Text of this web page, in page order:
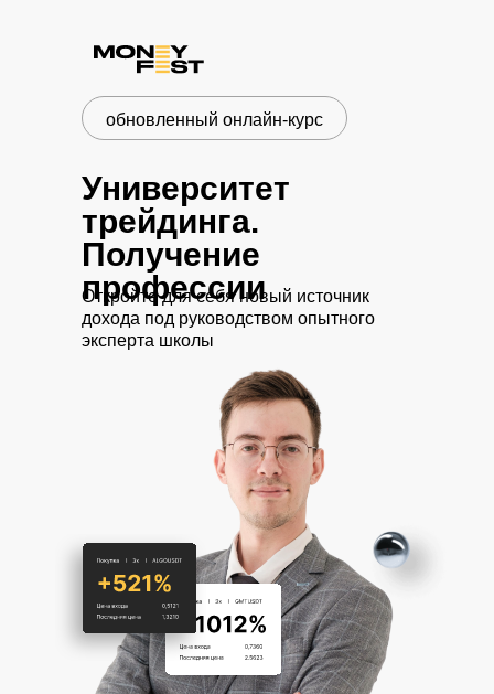
обновленный онлайн-курс
Университет
трейдинга.
Получение
профессии
Откройте для себя новый источник
дохода под руководством опытного
эксперта школы